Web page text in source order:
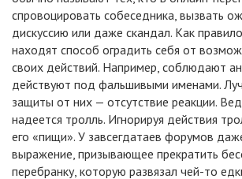
спровоцировать собеседника, вызвать
дискуссию или даже скандал. Как
находят способ оградить себя от
своих действий. Например, соблюдают
действуют под фальшивыми именами.
защиты от них — отсутствие реакции.
надеется тролль. Игнорируя действия
его «пищи». У завсегдатаев форумов
выражение, призывающее прекратить
перебранку, которую развязал чей-то